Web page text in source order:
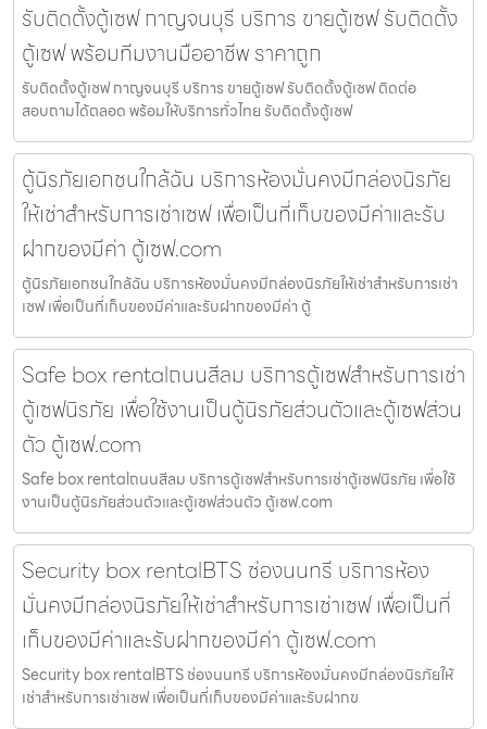
รับติดตั้งตู้เซฟ กาญจนบุรี บริการ ขายตู้เซฟ รับติดตั้ง
ตู้เซฟ พร้อมทีมงานมืออาชีพ ราคาถูก
รับติดตั้งตู้เซฟ กาญจนบุรี บริการ ขายตู้เซฟ รับติดตั้งตู้เซฟ ติดต่อ
สอบถามได้ตลอด พร้อมให้บริการทั่วไทย รับติดตั้งตู้เซฟ
ตู้นิรภัยเอกชนใกล้ฉัน บริการห้องมั่นคงมีกล่องนิรภัย
ให้เช่าสำหรับการเช่าเซฟ เพื่อเป็นที่เก็บของมีค่าและรับ
ฝากของมีค่า ตู้เซฟ.com
ตู้นิรภัยเอกชนใกล้ฉัน บริการห้องมั่นคงมีกล่องนิรภัยให้เช่าสำหรับการเช่า
เซฟ เพื่อเป็นที่เก็บของมีค่าและรับฝากของมีค่า ตู้
Safe box rentalถนนสีลม บริการตู้เซฟสำหรับการเช่า
ตู้เซฟนิรภัย เพื่อใช้งานเป็นตู้นิรภัยส่วนตัวและตู้เซฟส่วน
ตัว ตู้เซฟ.com
Safe box rentalถนนสีลม บริการตู้เซฟสำหรับการเช่าตู้เซฟนิรภัย เพื่อใช้
งานเป็นตู้นิรภัยส่วนตัวและตู้เซฟส่วนตัว ตู้เซฟ.com
Security box rentalBTS ช่องนนทรี บริการห้อง
มั่นคงมีกล่องนิรภัยให้เช่าสำหรับการเช่าเซฟ เพื่อเป็นที่
เก็บของมีค่าและรับฝากของมีค่า ตู้เซฟ.com
Security box rentalBTS ช่องนนทรี บริการห้องมั่นคงมีกล่องนิรภัยให้
เช่าสำหรับการเช่าเซฟ เพื่อเป็นที่เก็บของมีค่าและรับฝากข